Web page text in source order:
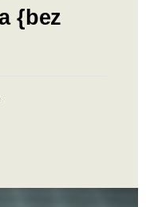
{bez